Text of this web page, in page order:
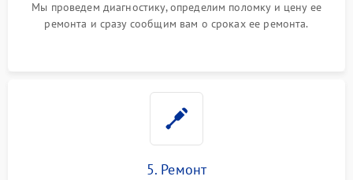
Мы проведем диагностику, определим поломку и цену ее
ремонта и сразу сообщим вам о сроках ее ремонта.
5. Ремонт